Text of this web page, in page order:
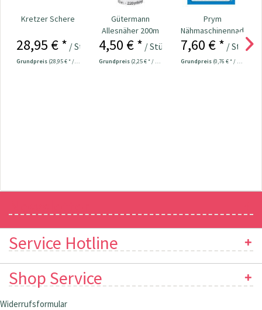
Kretzer Schere
28,95 € * / Stück
Grundpreis (28,95 € * / 1 Stück)
Gütermann
Allesnäher 200m
Fb. 711 - marine
4,50 € * / Stück
Grundpreis (2,25 € * / 100 Meter)
Prym
Nähmaschinennadeln
130/705
Universal...
7,60 € * / Stück
Grundpreis (0,76 € * / 1 Stück)
Service Hotline
Shop Service
Widerrufsformular